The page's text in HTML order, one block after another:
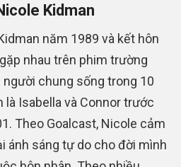
Kidman
năm 1989 và kết hôn
nhau trên phim trường
người chung sống trong 10
là Isabella và Connor trước
Theo Goalcast, Nicole cảm
ánh sáng tự do cho đời mình